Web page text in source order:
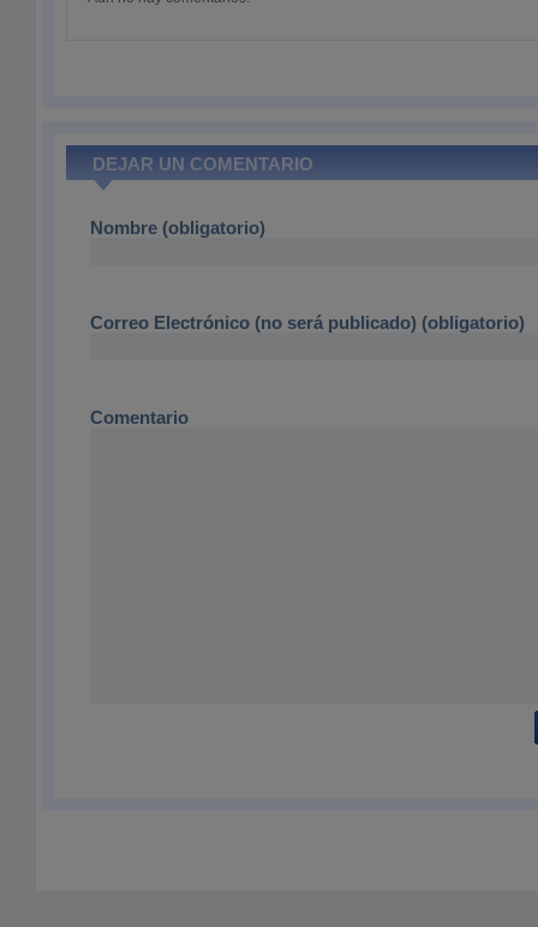
DEJAR UN COMENTARIO
Nombre (obligatorio)
Correo Electrónico (no será publicado) (obligatorio)
Comentario